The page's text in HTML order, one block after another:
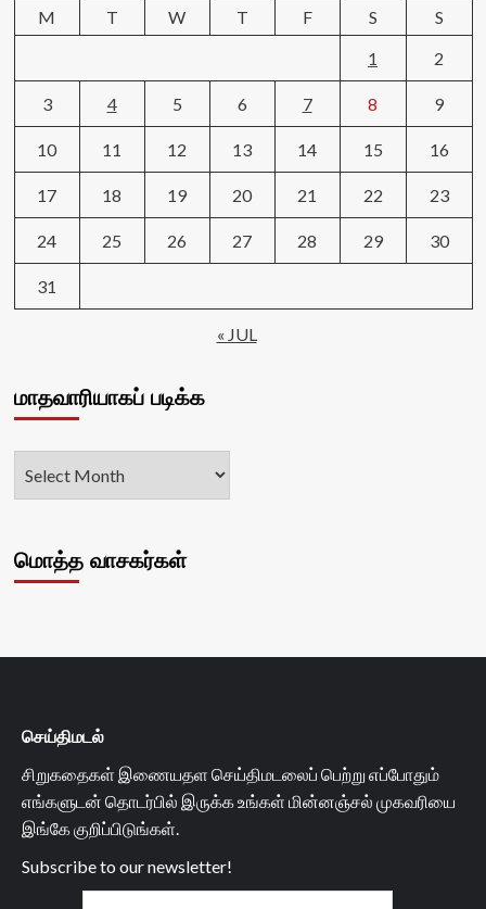
M
T W T F S
S
1
2
3 4 5 6 7 8 9
10 11 12 13 14 15 16
17 18 19 20 21 22 23
24 25 26 27 28 29 30
31
« JUL
மாதவாரியாகப் படிக்க
மொத்த வாசகர்கள்
செய்திமடல்
சிறுகதைகள் இணையதள செய்திமடலைப் பெற்று எப்போதும்
எங்களுடன் தொடர்பில் இருக்க உங்கள் மின்னஞ்சல் முகவரியை
இங்கே குறிப்பிடுங்கள்.
Subscribe to our newsletter!